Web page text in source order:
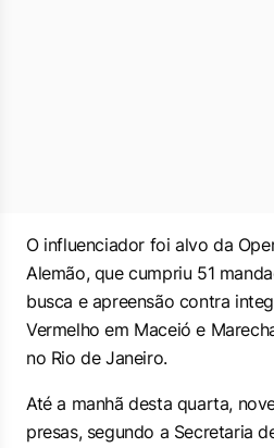
O influenciador foi alvo da
Alemão, que cumpriu 51
busca e apreensão contra
Vermelho em Maceió e
no Rio de Janeiro.
Até a manhã desta quarta,
presas, segundo a Secretaria